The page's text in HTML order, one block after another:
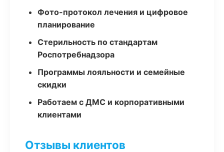
Фото-протокол лечения и цифровое
планирование
Стерильность по стандартам
Роспотребнадзора
Программы лояльности и семейные
скидки
Работаем с ДМС и корпоративными
клиентами
Отзывы клиентов